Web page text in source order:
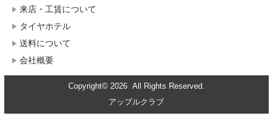
来店・工賃について
タイヤホテル
送料について
会社概要
Copyright© 2026 All Rights Reserved.
アップルクラブ